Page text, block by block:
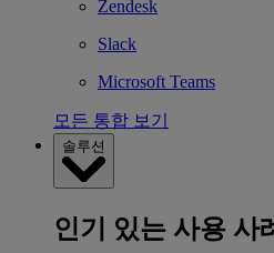
Zendesk
Slack
Microsoft Teams
모든 통합 보기
솔루션
인기 있는 사용 사